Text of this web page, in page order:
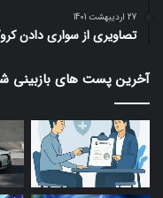
27 اردیبهشت 1401
تصاویری از سواری دادن
آخرین پست های بازبینی